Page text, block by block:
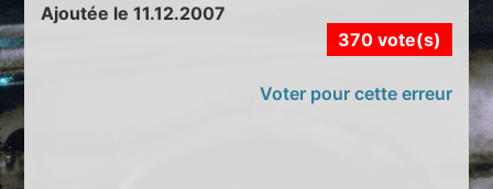
Ajoutée le 11.12.2007
370 vote(s)
Voter pour cette erreur